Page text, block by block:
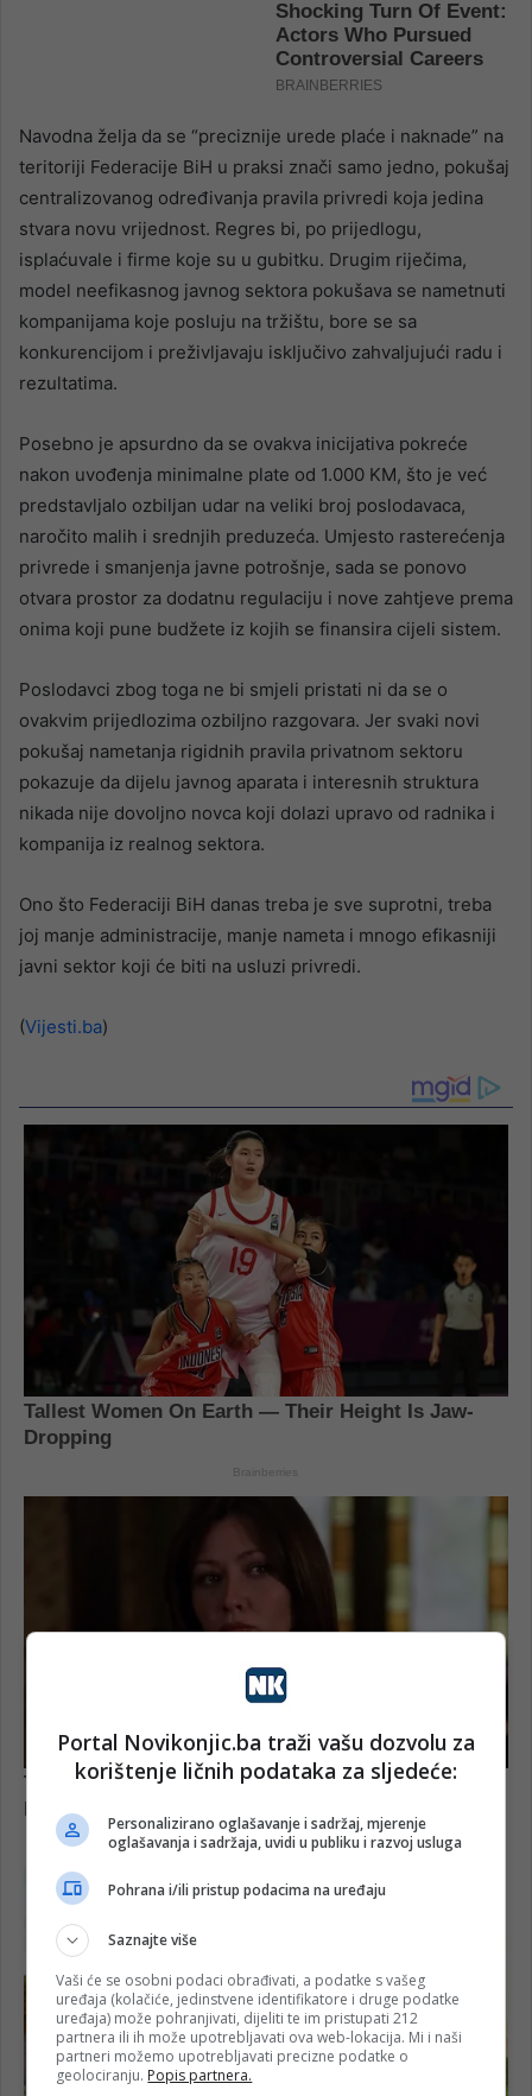
Navodna želja da se “preciznije urede plaće i naknade” na
teritoriji Federacije BiH u praksi znači samo jedno, pokušaj
centralizovanog određivanja pravila privredi koja jedina
stvara novu vrijednost. Regres bi, po prijedlogu,
isplaćuvale i firme koje su u gubitku. Drugim riječima,
model neefikasnog javnog sektora pokušava se nametnuti
kompanijama koje posluju na tržištu, bore se sa
konkurencijom i preživljavaju isključivo zahvaljujući radu i
rezultatima.
Posebno je apsurdno da se ovakva inicijativa pokreće
nakon uvođenja minimalne plate od 1.000 KM, što je već
predstavljalo ozbiljan udar na veliki broj poslodavaca,
naročito malih i srednjih preduzeća. Umjesto rasterećenja
privrede i smanjenja javne potrošnje, sada se ponovo
otvara prostor za dodatnu regulaciju i nove zahtjeve prema
onima koji pune budžete iz kojih se finansira cijeli sistem.
Poslodavci zbog toga ne bi smjeli pristati ni da se o
ovakvim prijedlozima ozbiljno razgovara. Jer svaki novi
pokušaj nametanja rigidnih pravila privatnom sektoru
pokazuje da dijelu javnog aparata i interesnih struktura
nikada nije dovoljno novca koji dolazi upravo od radnika i
kompanija iz realnog sektora.
Ono što Federaciji BiH danas treba je sve suprotni, treba
joj manje administracije, manje nameta i mnogo efikasniji
javni sektor koji će biti na usluzi privredi.
(Vijesti.ba)
Portal Novikonjic.ba traži vašu dozvolu za
korištenje ličnih podataka za sljedeće:
Personalizirano oglašavanje i sadržaj, mjerenje
oglašavanja i sadržaja, uvidi u publiku i razvoj usluga
Pohrana i/ili pristup podacima na uređaju
Saznajte više
Vaši će se osobni podaci obrađivati, a podatke s vašeg
uređaja (kolačiće, jedinstvene identifikatore i druge podatke
uređaja) može pohranjivati, dijeliti te im pristupati 212
partnera ili ih može upotrebljavati ova web-lokacija. Mi i naši
partneri možemo upotrebljavati precizne podatke o
geolociranju. Popis partnera.